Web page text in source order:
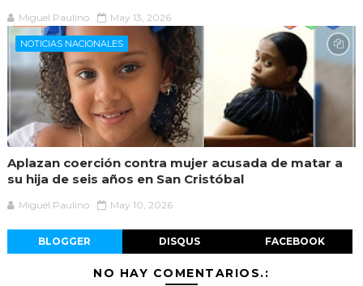
Miguel Paulino May 13, 2026
NOTICIAS NACIONALES
Aplazan coerción contra mujer acusada de matar a
su hija de seis años en San Cristóbal
Miguel Paulino May 10, 2026
BLOGGER DISQUS FACEBOOK
NO HAY COMENTARIOS.: